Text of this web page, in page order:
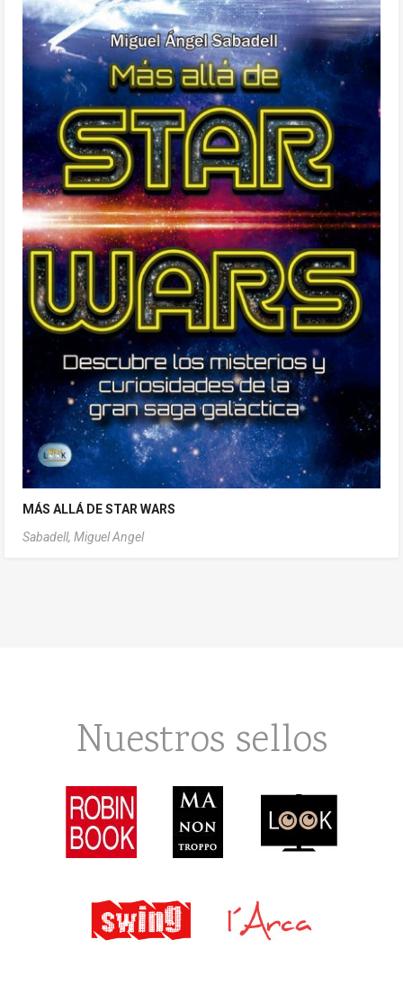
MÁS ALLÁ DE STAR WARS
Sabadell, Miguel Angel
Nuestros sellos